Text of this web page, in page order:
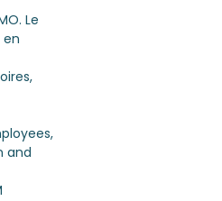
Le
and